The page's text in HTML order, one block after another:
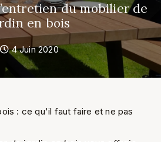
du mobilier de
en bois
4 Juin 2020
: ce qu'il faut faire et ne pas